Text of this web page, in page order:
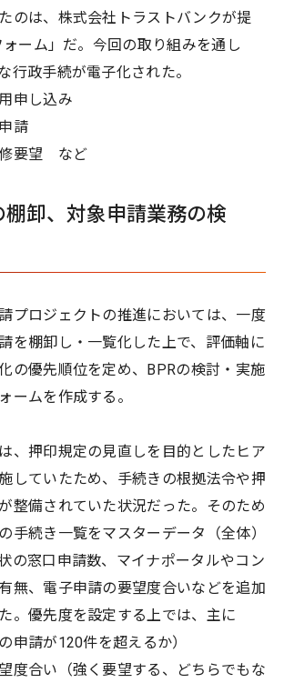
のは、株式会社トラストバンクが提
ーム」だ。今回の取り組みを通し
行政手続が電子化された。
申し込み
請
修要望 など
棚卸、対象申請業務の検
プロジェクトの推進においては、一度
を棚卸し・一覧化した上で、評価軸に
の優先順位を定め、BPRの検討・実施
ームを作成する。
、押印規定の見直しを目的としたヒア
していたため、手続きの根拠法令や押
整備されていた状況だった。そのため
手続き一覧をマスターデータ（全体）
の窓口申請数、マイナポータルやコン
無、電子申請の要望度合いなどを追加
。優先度を設定する上では、主に
申請が120件を超えるか）
度合い（強く要望する、どちらでもな